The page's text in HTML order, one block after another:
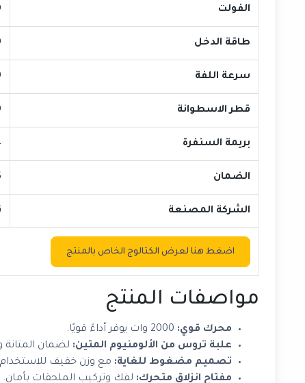
الفولت
طاقة الدخل
سرعة اللفة
قطر الاسطوانة
بريمة السنفرة
الضمان
الشركة المصنعة
اضغط هنا لعرض الكتالوج الخاص بالمنتج
مواصفات المنتج
محرك قوي:
علبة تروس من الألومنيوم المتين: لضمان المتانة
تصميم مضغوط للغاية: مع وزن خفيف للاستخدام
مفتاح انزلاق متحرك: لفك وتركيب الملحقات بأمان.